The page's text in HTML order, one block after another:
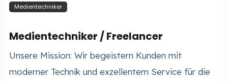
Medientechniker
Medientechniker / Freelancer
Unsere Mission: Wir begeistern Kunden mit
moderner Technik und exzellentem Service für die